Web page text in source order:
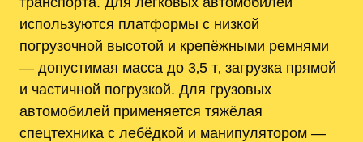
используются платформы с низкой
погрузочной высотой и крепёжными ремнями
— допустимая масса до 3‚5 т‚ загрузка прямой
и частичной погрузкой. Для грузовых
автомобилей применяется тяжёлая
спецтехника с лебёдкой и манипулятором —